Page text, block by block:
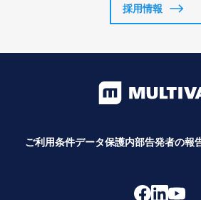
採用情報
ご利用条件データ保護内部告発者の報